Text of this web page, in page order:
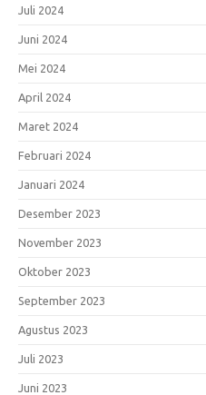
Juli 2024
Juni 2024
Mei 2024
April 2024
Maret 2024
Februari 2024
Januari 2024
Desember 2023
November 2023
Oktober 2023
September 2023
Agustus 2023
Juli 2023
Juni 2023